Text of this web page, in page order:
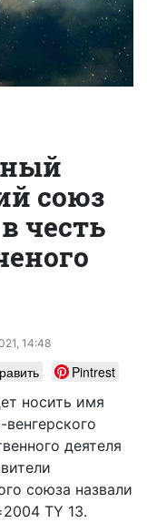
союз
честь
14:48
Pintrest
носить имя
деятеля
союза назвали
TY 13.